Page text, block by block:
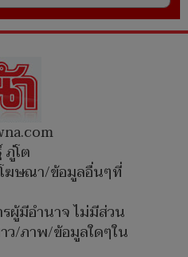
โต
ฆษณา/ข้อมูลอื่นๆที่
ผู้มีอำนาจ ไม่มีส่วน
ว/ภาพ/ข้อมูลใดๆใน